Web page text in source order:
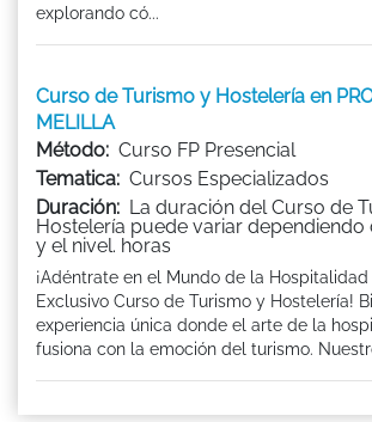
explorando có...
Curso de Turismo y Hostelería en
MELILLA
Método: Curso FP Presencial
Tematica: Cursos Especializados
Duración: La duración del Curso de
Hostelería puede variar
y el nivel. horas
¡Adéntrate en el Mundo de la
Exclusivo Curso de Turismo y Hostelería!
experiencia única donde el arte de la
fusiona con la emoción del turismo.